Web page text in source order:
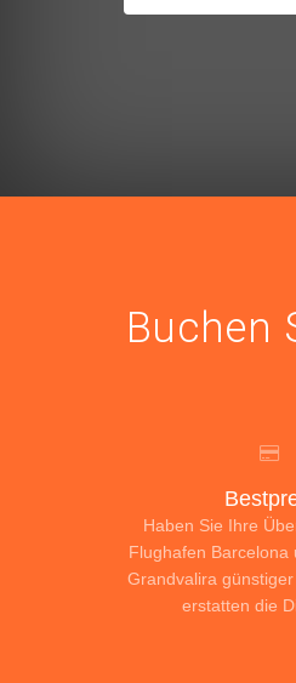
Buchen
Haben Sie Ihre
Flughafen Barcelona
Grandvalira
erstatten die